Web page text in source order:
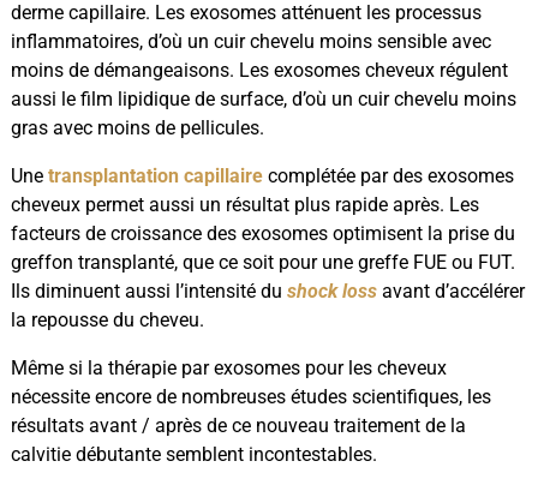
derme capillaire. Les exosomes atténuent les processus
inflammatoires, d’où un cuir chevelu moins sensible avec
moins de démangeaisons. Les exosomes cheveux régulent
aussi le film lipidique de surface, d’où un cuir chevelu moins
gras avec moins de pellicules.
Une transplantation capillaire complétée par des exosomes
cheveux permet aussi un résultat plus rapide après. Les
facteurs de croissance des exosomes optimisent la prise du
greffon transplanté, que ce soit pour une greffe FUE ou FUT.
Ils diminuent aussi l’intensité du shock lossavant d’accélérer
la repousse du cheveu.
Même si la thérapie par exosomes pour les cheveux
nécessite encore de nombreuses études scientifiques, les
résultats avant / après de ce nouveau traitement de la
calvitie débutante semblent incontestables.